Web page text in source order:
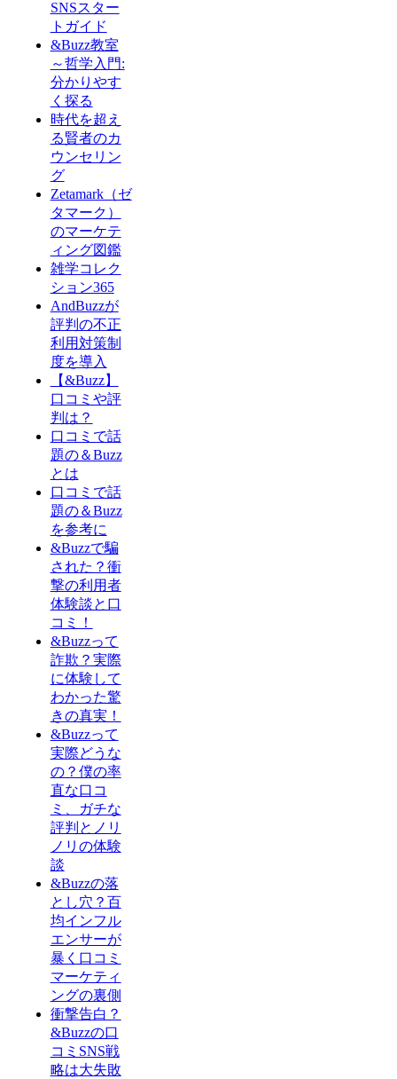
SNSスター
トガイド
&Buzz教室
～哲学入門:
分かりやす
く探る
時代を超え
る賢者のカ
ウンセリン
グ
Zetamark（ゼ
タマーク）
のマーケテ
ィング図鑑
雑学コレク
ション365
AndBuzzが
評判の不正
利用対策制
度を導入
【&Buzz】
口コミや評
判は？
口コミで話
題の＆Buzz
とは
口コミで話
題の＆Buzz
を参考に
&Buzzで騙
された？衝
撃の利用者
体験談と口
コミ！
&Buzzって
詐欺？実際
に体験して
わかった驚
きの真実！
&Buzzって
実際どうな
の？僕の率
直な口コ
ミ、ガチな
評判とノリ
ノリの体験
談
&Buzzの落
とし穴？百
均インフル
エンサーが
暴く口コミ
マーケティ
ングの裏側
衝撃告白？
&Buzzの口
コミSNS戦
略は大失敗